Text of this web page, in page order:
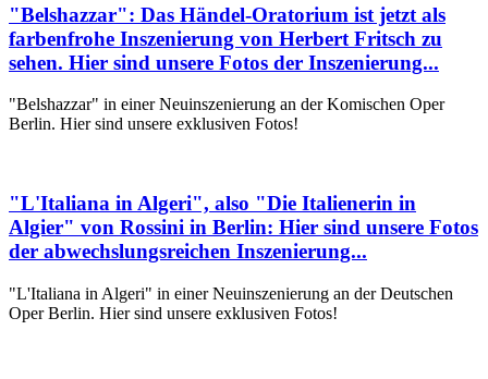
"Belshazzar": Das Händel-Oratorium ist jetzt als
farbenfrohe Inszenierung von Herbert Fritsch zu
sehen. Hier sind unsere Fotos der Inszenierung...
"Belshazzar" in einer Neuinszenierung an der Komischen Oper
Berlin. Hier sind unsere exklusiven Fotos!
"L'Italiana in Algeri", also "Die Italienerin in
Algier" von Rossini in Berlin: Hier sind unsere Fotos
der abwechslungsreichen Inszenierung...
"L'Italiana in Algeri" in einer Neuinszenierung an der Deutschen
Oper Berlin. Hier sind unsere exklusiven Fotos!